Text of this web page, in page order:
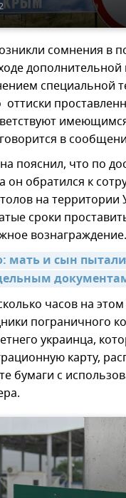
сомнения в
специальной
в
пояснил, что по
он обратился к
на территории
сроки
вознаграждение.
мать и сын
часов на
пограничного
украинца,
карту,
бумаги с